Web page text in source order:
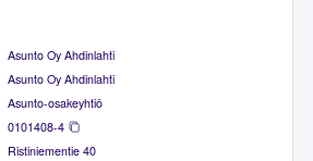
Asunto Oy Ahdinlahti
Asunto Oy Ahdinlahti
Asunto-osakeyhtiö
0101408-4
Ristiniementie 40